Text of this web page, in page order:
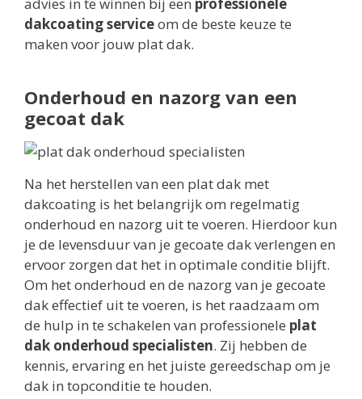
advies in te winnen bij een professionele
dakcoating serviceom de beste keuze te
maken voor jouw plat dak.
Onderhoud en nazorg van een
gecoat dak
Na het herstellen van een plat dak met
dakcoating is het belangrijk om regelmatig
onderhoud en nazorg uit te voeren. Hierdoor kun
je de levensduur van je gecoate dak verlengen en
ervoor zorgen dat het in optimale conditie blijft.
Om het onderhoud en de nazorg van je gecoate
dak effectief uit te voeren, is het raadzaam om
de hulp in te schakelen van professionele plat
dak onderhoud specialisten. Zij hebben de
kennis, ervaring en het juiste gereedschap om je
dak in topconditie te houden.